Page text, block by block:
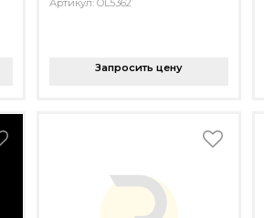
Артикул: OL5362
Запросить цену